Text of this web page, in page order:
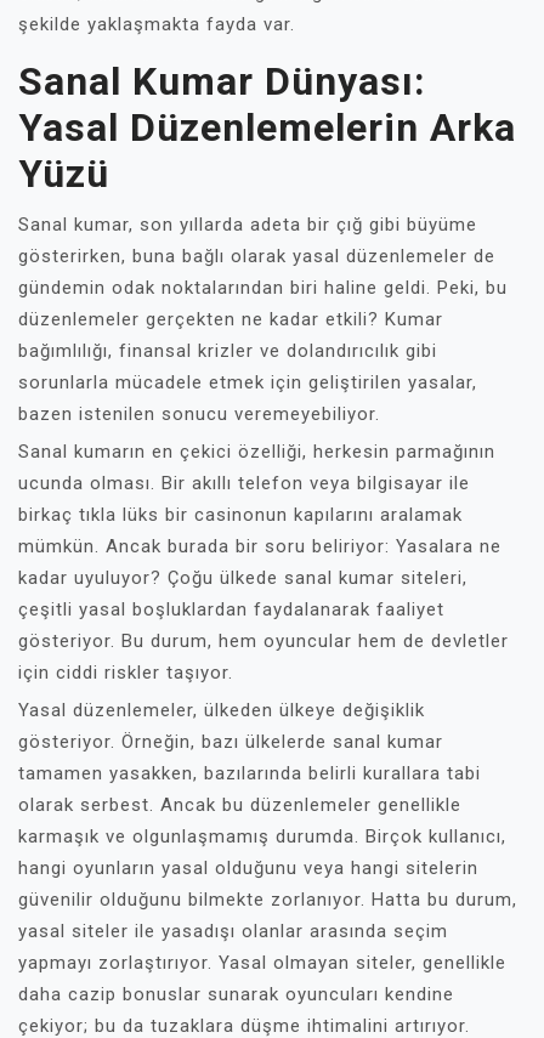
şekilde yaklaşmakta fayda var.
Sanal Kumar Dünyası:
Yasal Düzenlemelerin Arka
Yüzü
Sanal kumar, son yıllarda adeta bir çığ gibi büyüme
gösterirken, buna bağlı olarak yasal düzenlemeler de
gündemin odak noktalarından biri haline geldi. Peki, bu
düzenlemeler gerçekten ne kadar etkili? Kumar
bağımlılığı, finansal krizler ve dolandırıcılık gibi
sorunlarla mücadele etmek için geliştirilen yasalar,
bazen istenilen sonucu veremeyebiliyor.
Sanal kumarın en çekici özelliği, herkesin parmağının
ucunda olması. Bir akıllı telefon veya bilgisayar ile
birkaç tıkla lüks bir casinonun kapılarını aralamak
mümkün. Ancak burada bir soru beliriyor: Yasalara ne
kadar uyuluyor? Çoğu ülkede sanal kumar siteleri,
çeşitli yasal boşluklardan faydalanarak faaliyet
gösteriyor. Bu durum, hem oyuncular hem de devletler
için ciddi riskler taşıyor.
Yasal düzenlemeler, ülkeden ülkeye değişiklik
gösteriyor. Örneğin, bazı ülkelerde sanal kumar
tamamen yasakken, bazılarında belirli kurallara tabi
olarak serbest. Ancak bu düzenlemeler genellikle
karmaşık ve olgunlaşmamış durumda. Birçok kullanıcı,
hangi oyunların yasal olduğunu veya hangi sitelerin
güvenilir olduğunu bilmekte zorlanıyor. Hatta bu durum,
yasal siteler ile yasadışı olanlar arasında seçim
yapmayı zorlaştırıyor. Yasal olmayan siteler, genellikle
daha cazip bonuslar sunarak oyuncuları kendine
çekiyor; bu da tuzaklara düşme ihtimalini artırıyor.